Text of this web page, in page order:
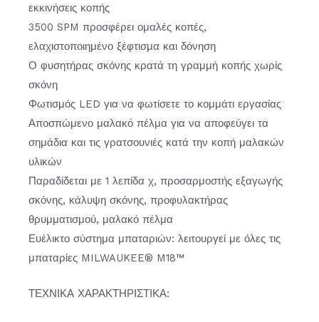
εκκινήσεις κοπής
3500 SPM προσφέρει ομαλές κοπές,
ελαχιστοποιημένο ξέφτισμα και δόνηση
Ο φυσητήρας σκόνης κρατά τη γραμμή κοπής χωρίς
σκόνη
Φωτισμός LED για να φωτίσετε το κομμάτι εργασίας
Αποσπώμενο μαλακό πέλμα για να αποφεύγει τα
σημάδια και τις γρατσουνιές κατά την κοπή μαλακών
υλικών
Παραδίδεται με 1 λεπίδα χ, προσαρμοστής εξαγωγής
σκόνης, κάλυψη σκόνης, προφυλακτήρας
θρυμματισμού, μαλακό πέλμα
Ευέλικτο σύστημα μπαταριών: λειτουργεί με όλες τις
μπαταρίες MILWAUKEE® M18™
ΤΕΧΝΙΚΑ ΧΑΡΑΚΤΗΡΙΣΤΙΚΑ: